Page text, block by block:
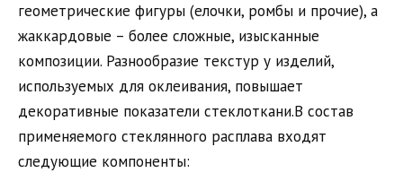
геометрические фигуры (елочки, ромбы и прочие), а
жаккардовые – более сложные, изысканные
композиции. Разнообразие текстур у изделий,
используемых для оклеивания, повышает
декоративные показатели стеклоткани.В состав
применяемого стеклянного расплава входят
следующие компоненты: